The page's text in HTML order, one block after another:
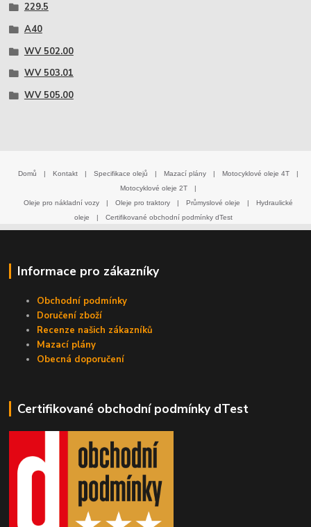
229.5
A40
WV 502.00
WV 503.01
WV 505.00
Domů | Kontakt | Specifikace olejů | Mazací plány | Motocyklové oleje 4T
|
Motocyklové oleje 2T
|
Oleje pro nákladní vozy
| Oleje pro traktory | Průmyslové oleje |
Hydraulické
oleje
| Certifikované obchodní podmínky dTest
Informace pro zákazníky
Obchodní podmínky
Doručení zboží
Recenze našich zákazníků
Mazací plány
Obecná doporučení
Certifikované obchodní podmínky dTest